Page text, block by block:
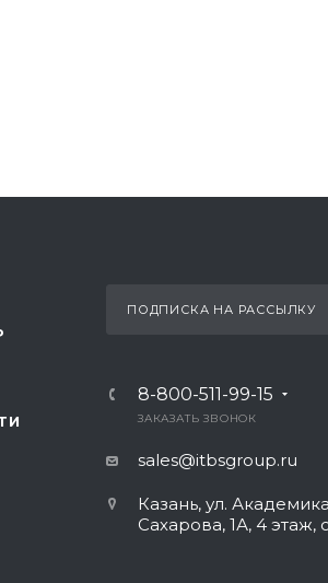
ПОДПИСКА НА РАССЫЛКУ
8-800-511-99-15
ЗАКАЗАТЬ ЗВОНОК
sales@itbsgroup.ru
Казань, ул. Академика
Сахарова, 1А, 4 этаж,